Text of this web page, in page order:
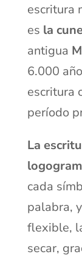
escritura
es la
antigua
6.000
escritura
período
La
cada
palabra,
flexible,
secar,